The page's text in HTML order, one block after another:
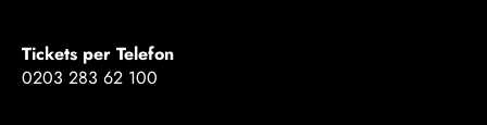
Tickets per Telefon
0203 283 62 100